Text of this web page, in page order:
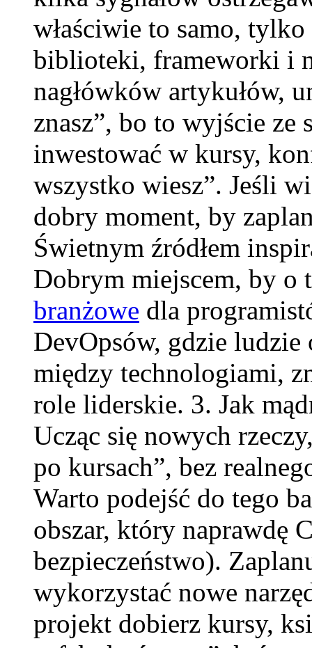
właściwie to samo,
biblioteki, frameworki i
nagłówków artykułów,
znasz”, bo to wyjście ze
inwestować w kursy,
wszystko wiesz”. Jeśli
dobry moment, by
Świetnym źródłem
Dobrym miejscem, by o
branżowe dla
DevOpsów, gdzie ludzie
między technologiami,
role liderskie. 3. Jak
Ucząc się nowych
po kursach”, bez
Warto podejść do tego
obszar, który naprawdę
bezpieczeństwo).
wykorzystać nowe
projekt dobierz kursy,